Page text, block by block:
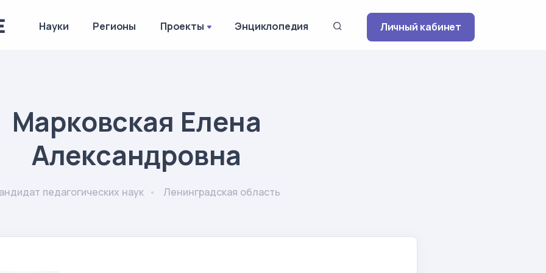
Науки Регионы Проекты Энциклопедия Личный кабинет
Марковская Елена
Александровна
педагогических наук Ленинградская область